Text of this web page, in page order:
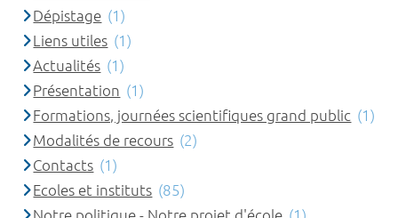
Dépistage (1)
Liens utiles (1)
Actualités (1)
Présentation (1)
Formations, journées scientifiques grand public (1)
Modalités de recours (2)
Contacts (1)
Ecoles et instituts (85)